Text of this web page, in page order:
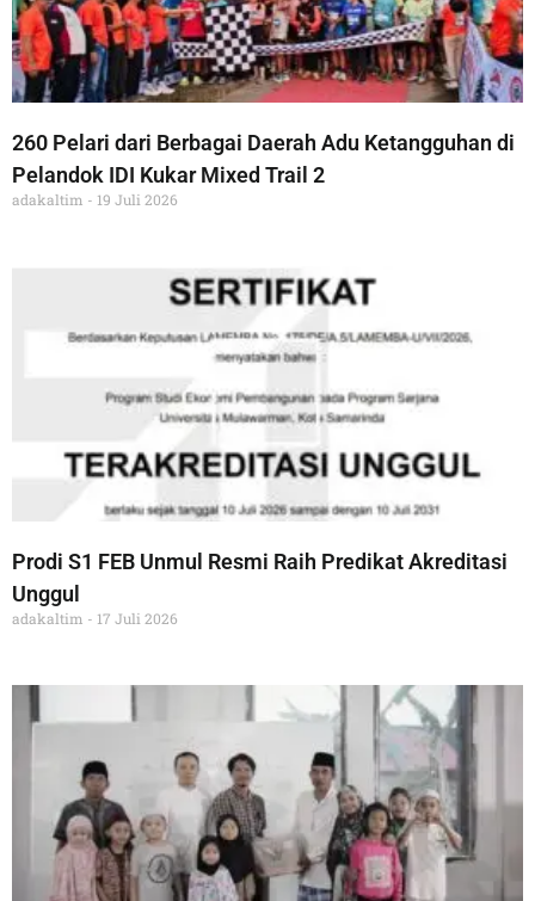
260 Pelari dari Berbagai Daerah Adu Ketangguhan di
Pelandok IDI Kukar Mixed Trail 2
adakaltim 19 Juli 2026
Prodi S1 FEB Unmul Resmi Raih Predikat Akreditasi
Unggul
adakaltim 17 Juli 2026